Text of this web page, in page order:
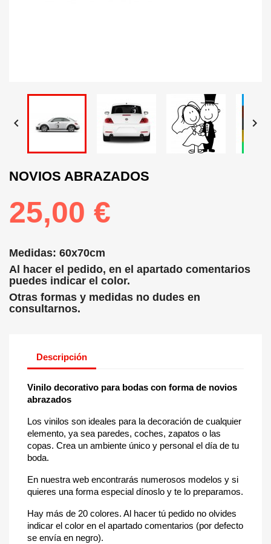
 
NOVIOS ABRAZADOS
25,00 €
Medidas: 60x70cm
Al hacer el pedido, en el apartado comentarios
puedes indicar el color.
Otras formas y medidas no dudes en
consultarnos.
Descripción
Vinilo decorativo para bodas con forma de novios
abrazados
Los vinilos son ideales para la decoración de cualquier
elemento, ya sea paredes, coches, zapatos o las
copas. Crea un ambiente único y personal el día de tu
boda.
En nuestra web encontrarás numerosos modelos y si
quieres una forma especial dínoslo y te lo preparamos.
Hay más de 20 colores. Al hacer tú pedido no olvides
indicar el color en el apartado comentarios (por defecto
se envía en negro).